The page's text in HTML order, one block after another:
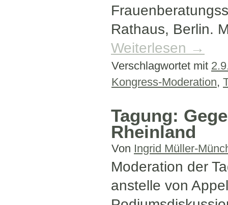
Rathaus, Berlin.
Weiterlesen →
Verschlagwortet mit
Kongress-Moderation,
Tagung:
Rheinland
Von Ingrid Müller-
Moderation der
anstelle von